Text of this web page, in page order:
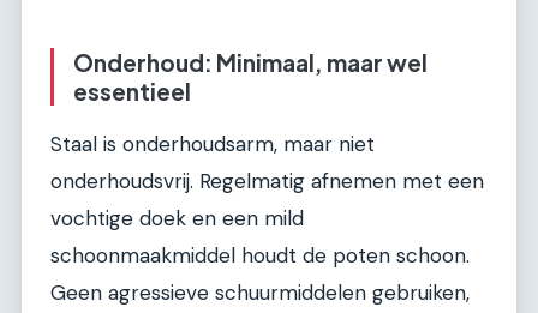
Onderhoud: Minimaal, maar wel
essentieel
Staal is onderhoudsarm, maar niet
onderhoudsvrij. Regelmatig afnemen met een
vochtige doek en een mild
schoonmaakmiddel houdt de poten schoon.
Geen agressieve schuurmiddelen gebruiken,